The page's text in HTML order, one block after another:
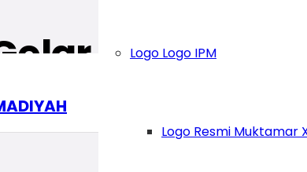
Logo Logo IPM
Logo Resmi Muktamar
Pelatihan